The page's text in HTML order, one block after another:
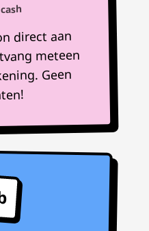
direct aan
meteen
Geen